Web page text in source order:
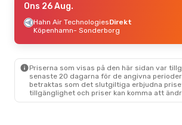
Tors 27 Aug.
Hahn Air TechnologiesDirekt
Köpenhamn- Sonderborg
Sonderborg- Köpenhamn
Tors 10 Sep.- Tors 17 Sep.
Hahn Air TechnologiesDirekt
Köpenhamn
- Sonderborg
Ons 26 Aug.
Hahn Air TechnologiesDirekt
Köpenhamn- Sonderborg
Priserna som visas på den här sidan var
senaste 20 dagarna för de angivna
betraktas som det slutgiltiga erbjudna
tillgänglighet och priser kan komma att